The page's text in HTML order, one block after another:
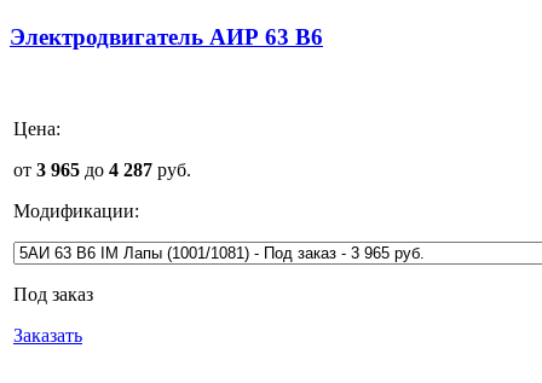
Электродвигатель АИР 63 B6
Цена:
от 3 965 до 4 287 руб.
Модификации:
Под заказ
Заказать